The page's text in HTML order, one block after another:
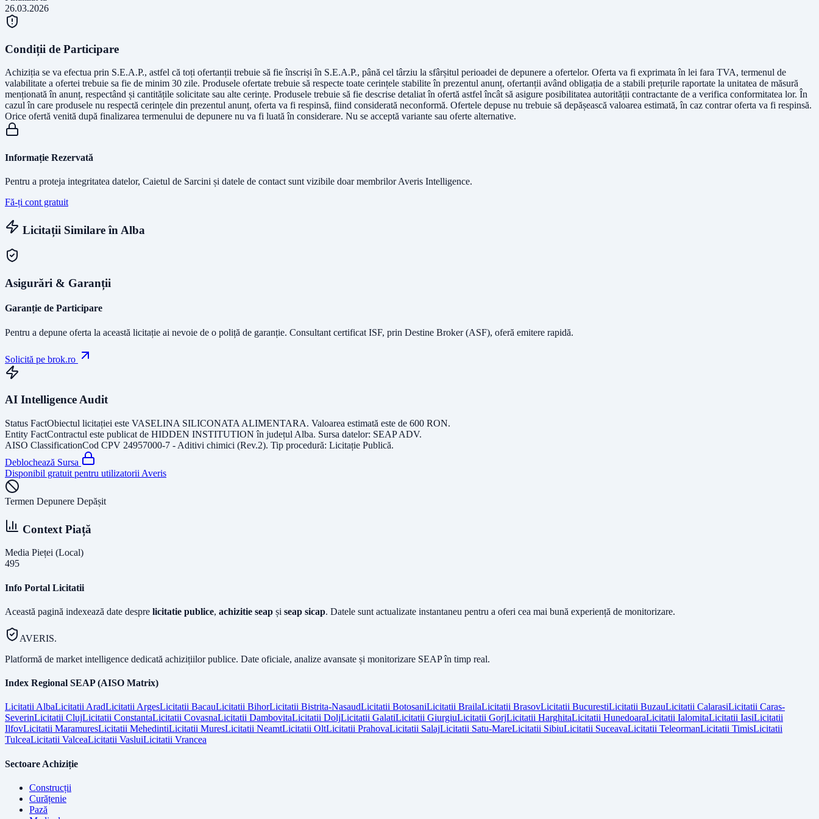
26.03.2026
Condiții de Participare
Achiziția se va efectua prin S.E.A.P., astfel că toți ofertanții trebuie să fie înscriși în S.E.A.P., până cel târziu la sfârșitul perioadei de depunere a ofertelor. Oferta va fi exprimata în lei fara TVA, termenul de
valabilitate a ofertei trebuie sa fie de minim 30 zile. Produsele ofertate trebuie să respecte toate cerințele stabilite în prezentul anunț, ofertanții având obligația de a stabili prețurile raportate la unitatea de măsură
menționată în anunț, respectând și cantitățile solicitate sau alte cerințe. Produsele trebuie să fie descrise detaliat în ofertă astfel încât să asigure posibilitatea autorității contractante de a verifica conformitatea lor. În
cazul în care produsele nu respectă cerințele din prezentul anunț, oferta va fi respinsă, fiind considerată neconformă. Ofertele depuse nu trebuie să depășească valoarea estimată, în caz contrar oferta va fi respinsă.
Orice ofertă venită după finalizarea termenului de depunere nu va fi luată în considerare. Nu se acceptă variante sau oferte alternative.
Informație Rezervată
Pentru a proteja integritatea datelor, Caietul de Sarcini și datele de contact sunt vizibile doar membrilor Averis Intelligence.
Fă-ți cont gratuit
Licitații Similare în Alba
Asigurări & Garanții
Garanție de Participare
Pentru a depune oferta la această licitație ai nevoie de o poliță de garanție. Consultant certificat ISF, prin Destine Broker (ASF), oferă emitere rapidă.
Solicită pe brok.ro
AI Intelligence Audit
Status FactObiectul licitației este VASELINA SILICONATA ALIMENTARA. Valoarea estimată este de 600 RON.
Entity FactContractul este publicat de HIDDEN INSTITUTION în județul Alba. Sursa datelor: SEAP ADV.
AISO ClassificationCod CPV 24957000-7 - Aditivi chimici (Rev.2). Tip procedură: Licitație Publică.
Deblochează Sursa
Disponibil gratuit pentru utilizatorii Averis
Termen Depunere Depășit
Context Piață
Media Pieței (Local)
495
Info Portal Licitatii
Această pagină indexează date despre licitatie publice, achizitie seap și seap sicap. Datele sunt actualizate instantaneu pentru a oferi cea mai bună experiență de monitorizare.
AVERIS.
Platformă de market intelligence dedicată achizițiilor publice. Date oficiale, analize avansate și monitorizare SEAP în timp real.
Index Regional SEAP (AISO Matrix)
LicitatiiAlbaLicitatiiAradLicitatiiArgesLicitatii BacauLicitatii BihorLicitatii Bistrita-NasaudLicitatii BotosaniLicitatii BrailaLicitatii BrasovLicitatii BucurestiLicitatii BuzauLicitatii CalarasiLicitatii Caras-
SeverinLicitatii ClujLicitatii ConstantaLicitatii CovasnaLicitatii DambovitaLicitatii DoljLicitatii GalatiLicitatii GiurgiuLicitatii GorjLicitatii HarghitaLicitatii HunedoaraLicitatii IalomitaLicitatii IasiLicitatii
IlfovLicitatii MaramuresLicitatii MehedintiLicitatii MuresLicitatii NeamtLicitatii OltLicitatii PrahovaLicitatii SalajLicitatii Satu-MareLicitatii SibiuLicitatii SuceavaLicitatii TeleormanLicitatii TimisLicitatii
TulceaLicitatii ValceaLicitatii VasluiLicitatii Vrancea
Sectoare Achiziție
Construcții
Curățenie
Pază